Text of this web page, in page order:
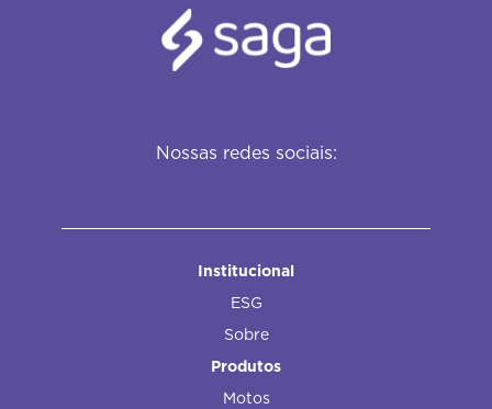
Nossas redes sociais:
Institucional
ESG
Sobre
Produtos
Motos